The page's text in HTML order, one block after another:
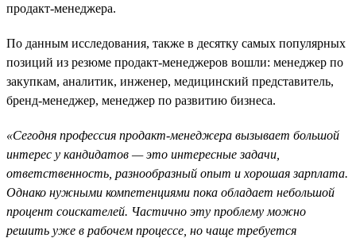
продакт-менеджера.
По данным исследования, также в десятку самых популярных
позиций из резюме продакт-менеджеров вошли: менеджер по
закупкам, аналитик, инженер, медицинский представитель,
бренд-менеджер, менеджер по развитию бизнеса.
«Сегодня профессия продакт-менеджера вызывает большой
интерес у кандидатов — это интересные задачи,
ответственность, разнообразный опыт и хорошая зарплата.
Однако нужными компетенциями пока обладает небольшой
процент соискателей. Частично эту проблему можно
решить уже в рабочем процессе, но чаще требуется